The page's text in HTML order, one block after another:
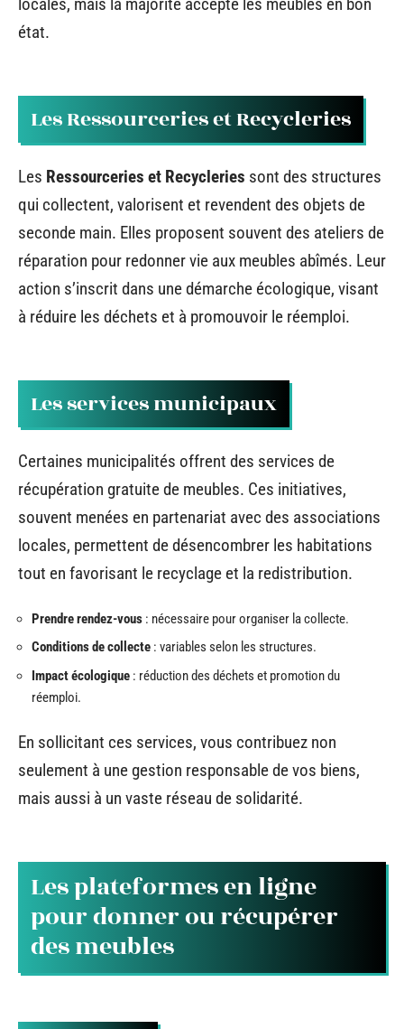
état.
Les Ressourceries et Recycleries
Les Ressourceries et Recycleries sont des structures
qui collectent, valorisent et revendent des objets de
seconde main. Elles proposent souvent des ateliers de
réparation pour redonner vie aux meubles abîmés. Leur
action s’inscrit dans une démarche écologique, visant
à réduire les déchets et à promouvoir le réemploi.
Les services municipaux
Certaines municipalités offrent des services de
récupération gratuite de meubles. Ces initiatives,
souvent menées en partenariat avec des associations
locales, permettent de désencombrer les habitations
tout en favorisant le recyclage et la redistribution.
Prendre rendez-vous : nécessaire pour organiser la collecte.
Conditions de collecte : variables selon les structures.
Impact écologique : réduction des déchets et promotion du
réemploi.
En sollicitant ces services, vous contribuez non
seulement à une gestion responsable de vos biens,
mais aussi à un vaste réseau de solidarité.
Les plateformes en ligne
pour donner ou récupérer
des meubles